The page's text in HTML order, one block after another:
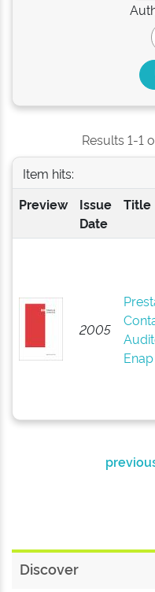
Results 1-1
Item hits:
Preview
Issue
Date
Title
2005
Discover